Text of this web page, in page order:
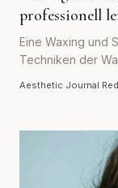
professionell
Eine Waxing und
Techniken der
Aesthetic Journal